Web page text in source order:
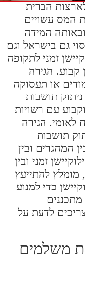
הברית
המס עשויים
המידה
גם בישראל וגם
זמני לתקופה
קבוע. הגירה
או תעסוקה
תושבות
עם רשויות
לאומי. הגירה
תושבות
המהגרים ובין
זמני ובין
מומלץ להתייעץ
כדי למנוע
מתכננים
לדעת על
משלמים